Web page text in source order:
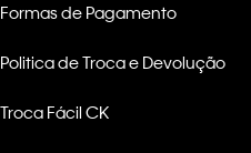
Formas de Pagamento
Politica de Troca e Devolução
Troca Fácil CK